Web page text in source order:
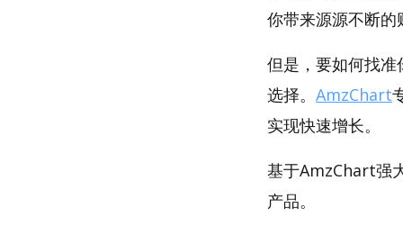
你带来源源不断的
但是，要如何找
选择。 AmzChart
实现快速增长。
基于AmzChart强
产品。